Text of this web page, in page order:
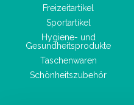
Freizeitartikel
Sportartikel
Hygiene- und
Gesundheitsprodukte
Taschenwaren
Schönheitszubehör